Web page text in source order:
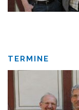
TERMINE